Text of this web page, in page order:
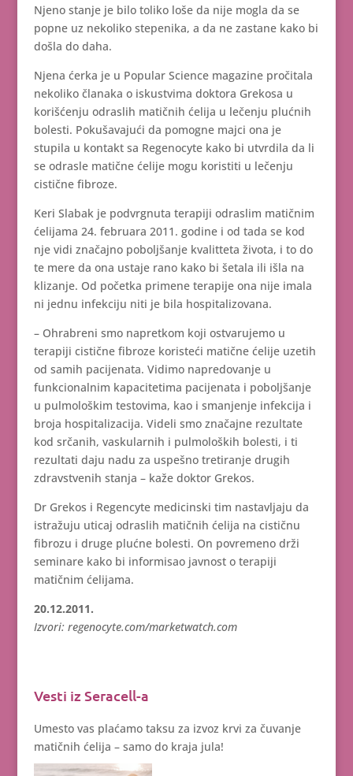
Njeno stanje je bilo toliko loše da nije mogla da se
popne uz nekoliko stepenika, a da ne zastane kako bi
došla do daha.
Njena ćerka je u Popular Science magazine pročitala
nekoliko članaka o iskustvima doktora Grekosa u
korišćenju odraslih matičnih ćelija u lečenju plućnih
bolesti. Pokušavajući da pomogne majci ona je
stupila u kontakt sa Regenocyte kako bi utvrdila da li
se odrasle matične ćelije mogu koristiti u lečenju
cistične fibroze.
Keri Slabak je podvrgnuta terapiji odraslim matičnim
ćelijama 24. februara 2011. godine i od tada se kod
nje vidi značajno poboljšanje kvalitteta života, i to do
te mere da ona ustaje rano kako bi šetala ili išla na
klizanje. Od početka primene terapije ona nije imala
ni jednu infekciju niti je bila hospitalizovana.
– Ohrabreni smo napretkom koji ostvarujemo u
terapiji cistične fibroze koristeći matične ćelije uzetih
od samih pacijenata. Vidimo napredovanje u
funkcionalnim kapacitetima pacijenata i poboljšanje
u pulmološkim testovima, kao i smanjenje infekcija i
broja hospitalizacija. Videli smo značajne rezultate
kod srčanih, vaskularnih i pulmoloških bolesti, i ti
rezultati daju nadu za uspešno tretiranje drugih
zdravstvenih stanja – kaže doktor Grekos.
Dr Grekos i Regencyte medicinski tim nastavljaju da
istražuju uticaj odraslih matičnih ćelija na cističnu
fibrozu i druge plućne bolesti. On povremeno drži
seminare kako bi informisao javnost o terapiji
matičnim ćelijama.
20.12.2011.
Izvori: regenocyte.com/marketwatch.com
Vesti iz Seracell-a
Umesto vas plaćamo taksu za izvoz krvi za čuvanje
matičnih ćelija – samo do kraja jula!